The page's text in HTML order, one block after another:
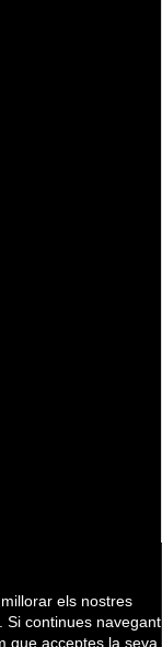
els nostres
Si continues navegant
que acceptes la seva